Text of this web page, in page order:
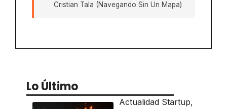
Cristian Tala (Navegando Sin Un Mapa)
Lo Último
Actualidad Startup,